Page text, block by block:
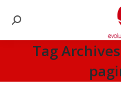
Search:
Tag